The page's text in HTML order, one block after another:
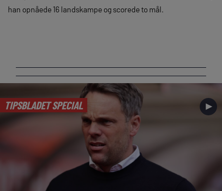
han opnåede 16 landskampe og scorede to mål.
TIPSBLADET SPECIAL ►